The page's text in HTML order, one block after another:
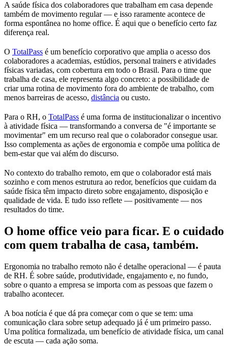
A saúde física dos colaboradores que trabalham em casa depende
também de movimento regular — e isso raramente acontece de
forma espontânea no home office. É aqui que o benefício certo faz
diferença real.
O TotalPass é um benefício corporativo que amplia o acesso dos
colaboradores a academias, estúdios, personal trainers e atividades
físicas variadas, com cobertura em todo o Brasil. Para o time que
trabalha de casa, ele representa algo concreto: a possibilidade de
criar uma rotina de movimento fora do ambiente de trabalho, com
menos barreiras de acesso, distância ou custo.
Para o RH, o TotalPass é uma forma de institucionalizar o incentivo
à atividade física — transformando a conversa de "é importante se
movimentar" em um recurso real que o colaborador consegue usar.
Isso complementa as ações de ergonomia e compõe uma política de
bem-estar que vai além do discurso.
No contexto do trabalho remoto, em que o colaborador está mais
sozinho e com menos estrutura ao redor, benefícios que cuidam da
saúde física têm impacto direto sobre engajamento, disposição e
qualidade de vida. E tudo isso reflete — positivamente — nos
resultados do time.
O home office veio para ficar. E o cuidado
com quem trabalha de casa, também.
Ergonomia no trabalho remoto não é detalhe operacional — é pauta
de RH. É sobre saúde, produtividade, engajamento e, no fundo,
sobre o quanto a empresa se importa com as pessoas que fazem o
trabalho acontecer.
A boa notícia é que dá pra começar com o que se tem: uma
comunicação clara sobre setup adequado já é um primeiro passo.
Uma política formalizada, um benefício de atividade física, um canal
de escuta — cada ação soma.